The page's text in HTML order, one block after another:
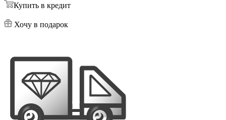
Купить в кредит
Хочу в подарок